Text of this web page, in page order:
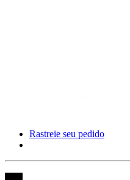
Rastreie seu pedido